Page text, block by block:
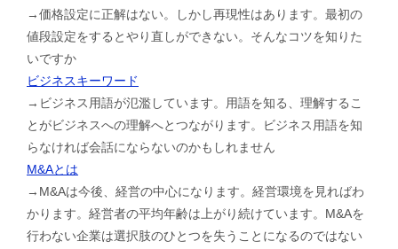
→価格設定に正解はない。しかし再現性はあります。最初の
値段設定をするとやり直しができない。そんなコツを知りた
いですか
ビジネスキーワード
→ビジネス用語が氾濫しています。用語を知る、理解するこ
とがビジネスへの理解へとつながります。ビジネス用語を知
らなければ会話にならないのかもしれません
M&Aとは
→M&Aは今後、経営の中心になります。経営環境を見ればわ
かります。経営者の平均年齢は上がり続けています。M&Aを
行わない企業は選択肢のひとつを失うことになるのではない